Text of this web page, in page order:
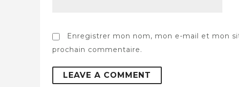
Enregistrer mon nom, mon e-mail et mon
prochain commentaire.